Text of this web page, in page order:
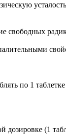
свободных
по 1
дозировке (1